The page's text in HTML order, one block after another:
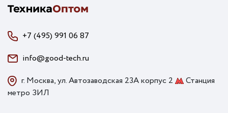
+7 (495) 991 06 87
info@good-tech.ru
г. Москва, ул. Автозаводская 23А корпус 2
Станция
метро ЗИЛ